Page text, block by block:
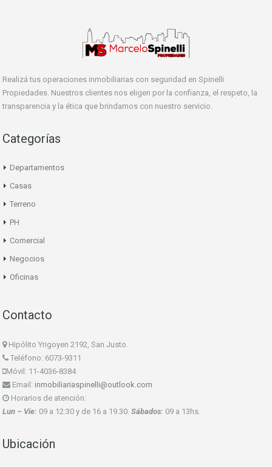
Realizá tus operaciones inmobiliarias con seguridad en Spinelli
Propiedades. Nuestros clientes nos eligen por la confianza, el respeto, la
transparencia y la ética que brindamos con nuestro servicio.
Categorías
Departamentos
Casas
Terreno
PH
Comercial
Negocios
Oficinas
Contacto
Hipólito Yrigoyen 2192, San Justo.
Teléfono: 6073-9311
Móvil: 11-4036-8384
Email: inmobiliariaspinelli@outlook.com
Horarios de atención:
Lun – Vie: 09 a 12:30 y de 16 a 19.30. Sábados: 09 a 13hs.
Ubicación